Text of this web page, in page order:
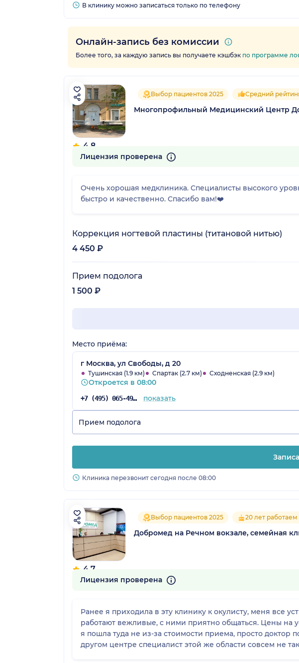
В клинику можно записаться только по телефону
Онлайн-запись без комиссии
Более того, за каждую запись вы получаете кэшбэк по программе
4.8
113 отзывов
Выбор пациентов 2025 Средний
Многопрофильный Медицинский Центр
Лицензия проверена
Очень хорошая медклиника. Специалисты высокого
быстро и качественно. Спасибо вам!❤️
Коррекция ногтевой пластины (титановой нитью)
4 450 ₽
Прием подолога
1 500 ₽
Место приёма:
г Москва, ул Свободы, д 20
Тушинская (1.9 км) Спартак (2.7 км) Сходненская (2.9 км)
Откроется в 08:00
+7 (495) 065-49-91 показать
Прием подолога
Клиника перезвонит сегодня после 08:00
4.7
270 отзывов
Выбор пациентов 2025 20 лет
Добромед на Речном вокзале, семейная
Лицензия проверена
Ранее я приходила в эту клинику к окулисту, меня все
работают вежливые, с ними приятно общаться. Цены на
я пошла туда не из-за стоимости приема, просто
другом центре специалист этой же области совсем не